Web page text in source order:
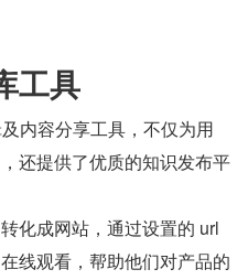
工具
内容分享工具，不仅为用
还提供了优质的知识发布平
化成网站，通过设置的 url
线观看，帮助他们对产品的